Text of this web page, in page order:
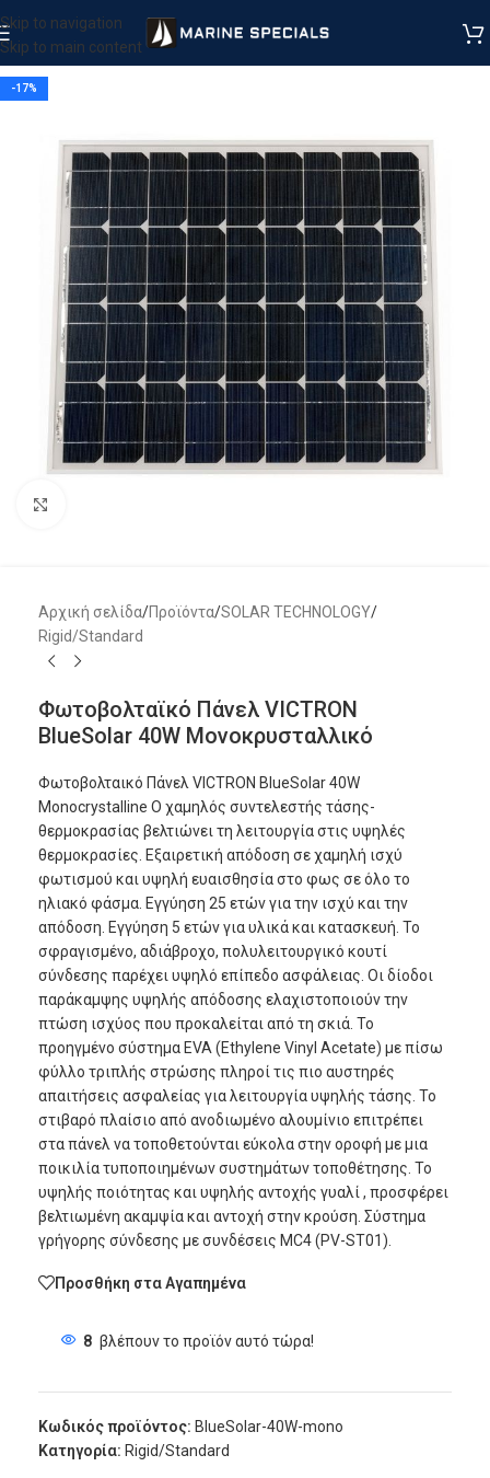
Skip to navigation
Skip to main content
-17%
Αρχική σελίδα/Προϊόντα/SOLAR TECHNOLOGY/
Rigid/Standard
Φωτοβολταϊκό Πάνελ VICTRON
BlueSolar 40W Μονοκρυσταλλικό
Φωτοβολταικό Πάνελ VICTRON BlueSolar 40W
Monocrystalline Ο χαμηλός συντελεστής τάσης-
θερμοκρασίας βελτιώνει τη λειτουργία στις υψηλές
θερμοκρασίες. Εξαιρετική απόδοση σε χαμηλή ισχύ
φωτισμού και υψηλή ευαισθησία στο φως σε όλο το
ηλιακό φάσμα. Εγγύηση 25 ετών για την ισχύ και την
απόδοση. Εγγύηση 5 ετών για υλικά και κατασκευή. Το
σφραγισμένο, αδιάβροχο, πολυλειτουργικό κουτί
σύνδεσης παρέχει υψηλό επίπεδο ασφάλειας. Οι δίοδοι
παράκαμψης υψηλής απόδοσης ελαχιστοποιούν την
πτώση ισχύος που προκαλείται από τη σκιά. Το
προηγμένο σύστημα EVA (Ethylene Vinyl Acetate) με πίσω
φύλλο τριπλής στρώσης πληροί τις πιο αυστηρές
απαιτήσεις ασφαλείας για λειτουργία υψηλής τάσης. Το
στιβαρό πλαίσιο από ανοδιωμένο αλουμίνιο επιτρέπει
στα πάνελ να τοποθετούνται εύκολα στην οροφή με μια
ποικιλία τυποποιημένων συστημάτων τοποθέτησης. Το
υψηλής ποιότητας και υψηλής αντοχής γυαλί , προσφέρει
βελτιωμένη ακαμψία και αντοχή στην κρούση. Σύστημα
γρήγορης σύνδεσης με συνδέσεις MC4 (PV-ST01).
Προσθήκη στα Αγαπημένα
8 βλέπουν το προϊόν αυτό τώρα!
Κωδικός προϊόντος: BlueSolar-40W-mono
Κατηγορία: Rigid/Standard